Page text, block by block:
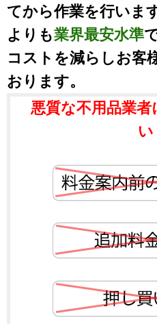
てから作業を行いま
よりも業界最安水準
コストを減らしお客
おります。
悪質な不用品業
い